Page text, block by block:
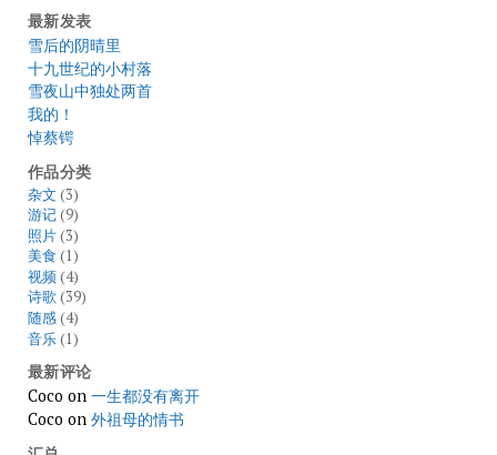
最新发表
雪后的阴晴里
十九世纪的小村落
雪夜山中独处两首
我的！
悼蔡锷
作品分类
杂文 (3)
游记(9)
照片(3)
美食 (1)
视频(4)
诗歌(39)
随感(4)
音乐(1)
最新评论
Coco on 一生都没有离开
Coco on 外祖母的情书